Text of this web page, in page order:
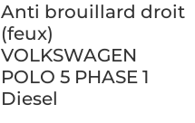
Anti brouillard droit
(feux)
VOLKSWAGEN
POLO 5 PHASE 1
Diesel